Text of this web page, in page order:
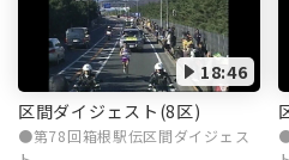
18:46
区間ダイジェスト(8区)
第78回箱根駅伝区間ダイジェス